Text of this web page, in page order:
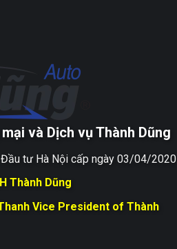
và Dịch vụ Thành Dũng
tư Hà Nội cấp ngày 03/04/2020
Thành Dũng
Vice President of Thành